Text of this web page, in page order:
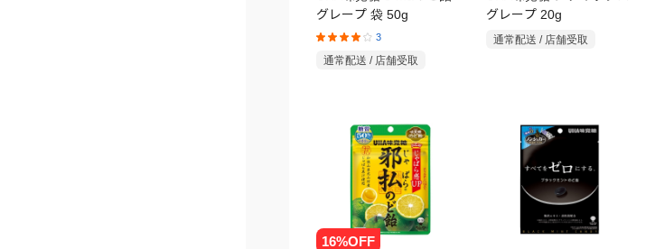
グレープ 袋 50g
3
通常配送 / 店舗受取
グレープ 20g
通常配送 / 店舗受取